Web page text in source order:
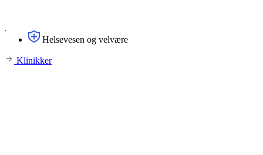
Helsevesen og velvære
Klinikker